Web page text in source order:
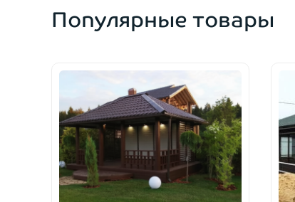
Популярные товары